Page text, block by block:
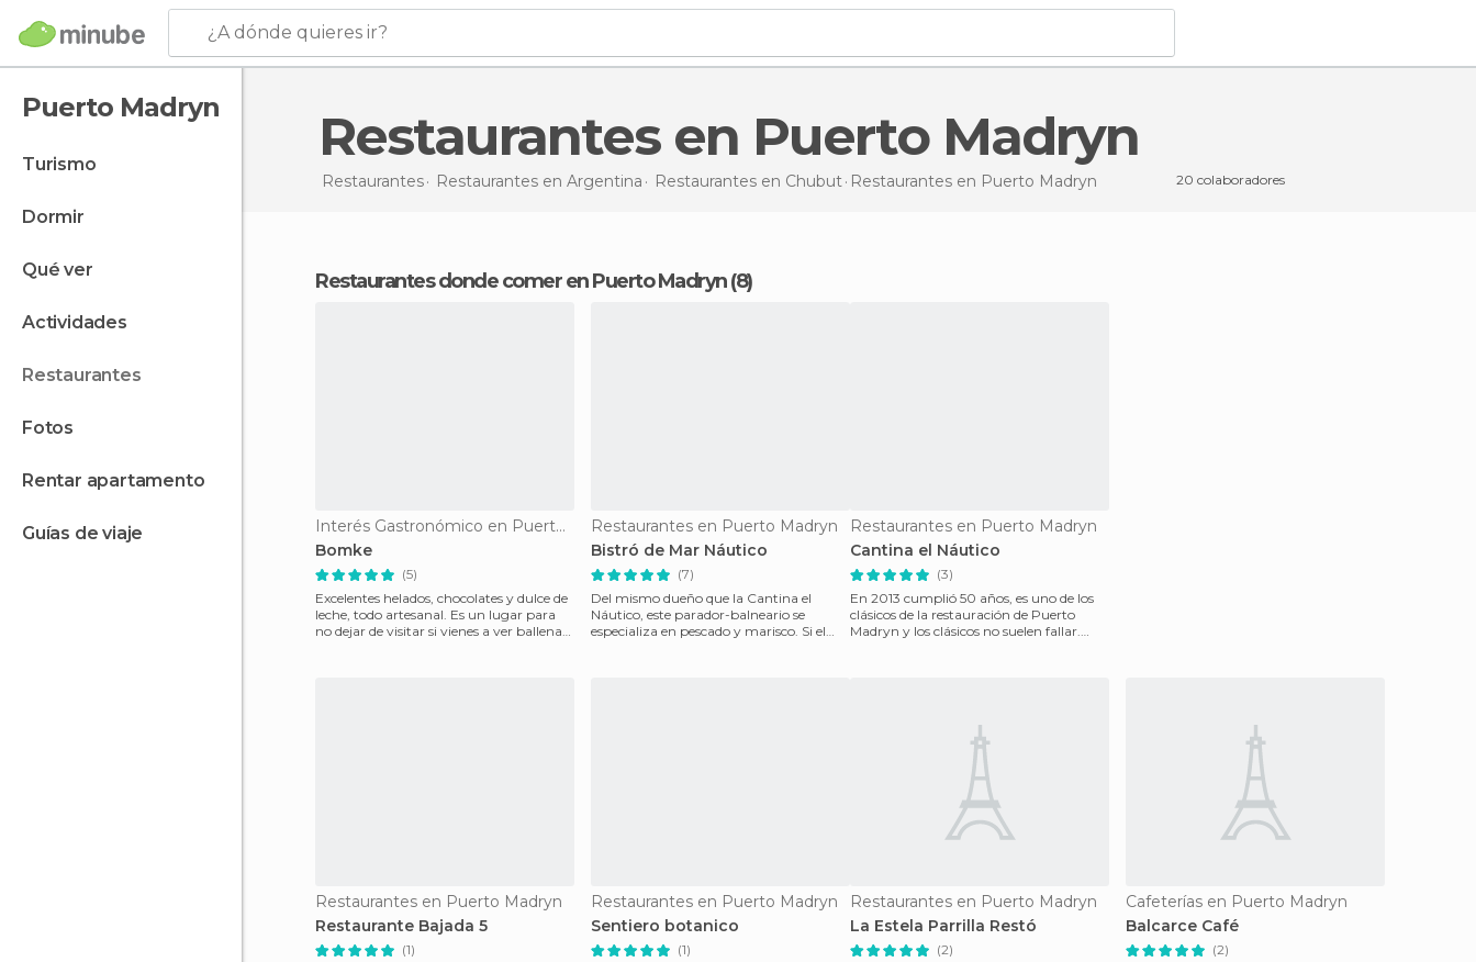
¿A dónde quieres ir?
Puerto Madryn
turismo
dormir
qué ver
actividades
restaurantes
fotos
rentar apartamento
guías de viaje
Restaurantes en Puerto Madryn
Restaurantes Restaurantes en Argentina Restaurantes en Chubut Restaurantes en Puerto Madryn 20 colaboradores
Restaurantes donde comer en Puerto Madryn (8)
Interés Gastronómico en Puerto Madryn
Bomke
(5)
Excelentes helados, chocolates y dulce de
leche, todo artesanal. Es un lugar para
no dejar de visitar si vienes a ver ballenas
Restaurantes en Puerto Madryn
Bistró de Mar Náutico
(7)
Del mismo dueño que la Cantina el
Náutico, este parador-balneario se
especializa en pescado y marisco. Si el
Restaurantes en Puerto Madryn
Cantina el Náutico
(3)
En 2013 cumplió 50 años, es uno de los
clásicos de la restauración de Puerto
Madryn y los clásicos no suelen fallar.
Restaurantes en Puerto Madryn
Restaurante Bajada 5
(1)
Restaurantes en Puerto Madryn
Sentiero botanico
(1)
Restaurantes en Puerto Madryn
La Estela Parrilla Restó
(2)
Cafeterías en Puerto Madryn
Balcarce Café
(2)